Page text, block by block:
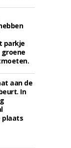
parkje
aan de
In
plaats